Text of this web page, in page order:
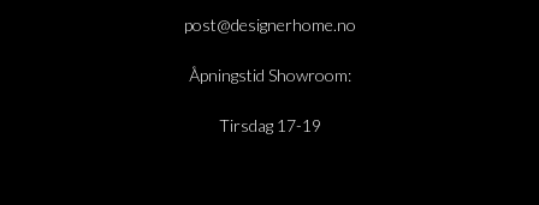
post@designerhome.no
Åpningstid Showroom:
Tirsdag 17-19